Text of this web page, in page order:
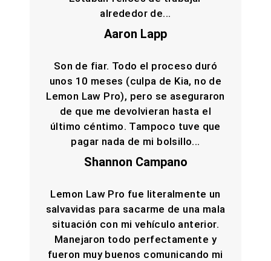
alrededor de...
Aaron Lapp
Son de fiar. Todo el proceso duró
unos 10 meses (culpa de Kia, no de
Lemon Law Pro), pero se aseguraron
de que me devolvieran hasta el
último céntimo. Tampoco tuve que
pagar nada de mi bolsillo...
Shannon Campano
Lemon Law Pro fue literalmente un
salvavidas para sacarme de una mala
situación con mi vehículo anterior.
Manejaron todo perfectamente y
fueron muy buenos comunicando mi